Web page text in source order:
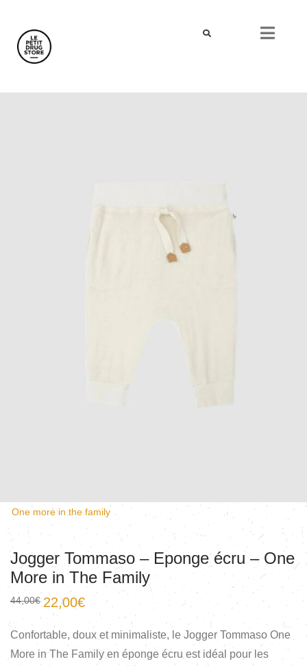
One more in the family
Jogger Tommaso – Eponge écru – One
More in The Family
44,00€ 22,00€
Confortable, doux et minimaliste, le Jogger Tommaso One
More in The Family en éponge écru est idéal pour les